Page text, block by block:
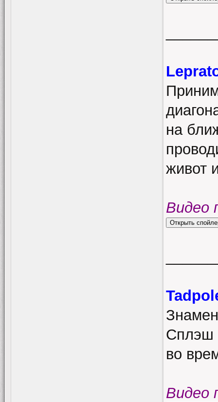
на
живот
Видео
Сплэш
во
Видео